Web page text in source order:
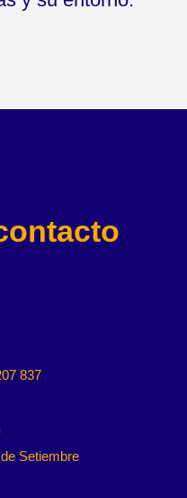
837
Setiembre